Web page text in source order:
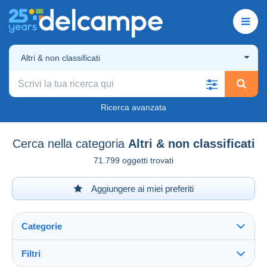
Altri & non classificati
Ricerca avanzata
Cerca nella categoria Altri & non classificati
71.799 oggetti trovati
Aggiungere ai miei preferiti
Categorie
Filtri